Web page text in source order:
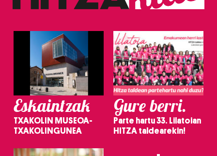
erabiltzeko baimen esplizitua ematen diguzu. Gehiago
Eskaintzak
TXAKOLIN MUSEOA-
TXAKOLINGUNEA
Gure berri.
Parte hartu 33. Lilatoian
HITZA taldearekin!